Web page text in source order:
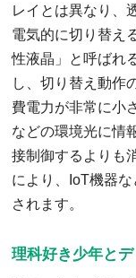
レイとは異なり、
電気的に切り替え
性液晶」と呼ばれ
し、切り替え動作
費電力が非常に小
などの環境光に情
接制御するよりも
により、IoT機器
されます。
理科好き少年と